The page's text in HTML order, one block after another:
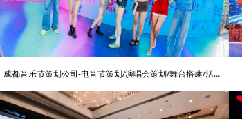
成都音乐节策划公司-电音节策划/演唱会策划/舞台搭建/活动
氛围布置/明星艺人网红邀请